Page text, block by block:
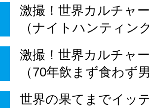
激撮！世界カルチャ
（ナイトハンティング
激撮！世界カルチャ
（70年飲まず食わず男
世界の果てまでイッテ